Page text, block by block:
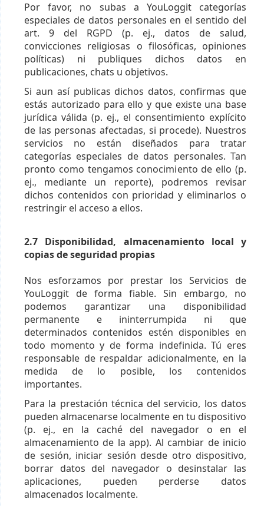
Por favor, no subas a YouLoggit categorías
especiales de datos personales en el sentido del
art. 9 del RGPD (p. ej., datos de salud,
convicciones religiosas o filosóficas, opiniones
políticas) ni publiques dichos datos en
publicaciones, chats u objetivos.
Si aun así publicas dichos datos, confirmas que
estás autorizado para ello y que existe una base
jurídica válida (p. ej., el consentimiento explícito
de las personas afectadas, si procede). Nuestros
servicios no están diseñados para tratar
categorías especiales de datos personales. Tan
pronto como tengamos conocimiento de ello (p.
ej., mediante un reporte), podremos revisar
dichos contenidos con prioridad y eliminarlos o
restringir el acceso a ellos.
2.7 Disponibilidad, almacenamiento local y
copias de seguridad propias
Nos esforzamos por prestar los Servicios de
YouLoggit de forma fiable. Sin embargo, no
podemos garantizar una disponibilidad
permanente e ininterrumpida ni que
determinados contenidos estén disponibles en
todo momento y de forma indefinida. Tú eres
responsable de respaldar adicionalmente, en la
medida de lo posible, los contenidos
importantes.
Para la prestación técnica del servicio, los datos
pueden almacenarse localmente en tu dispositivo
(p. ej., en la caché del navegador o en el
almacenamiento de la app). Al cambiar de inicio
de sesión, iniciar sesión desde otro dispositivo,
borrar datos del navegador o desinstalar las
aplicaciones, pueden perderse datos
almacenados localmente.